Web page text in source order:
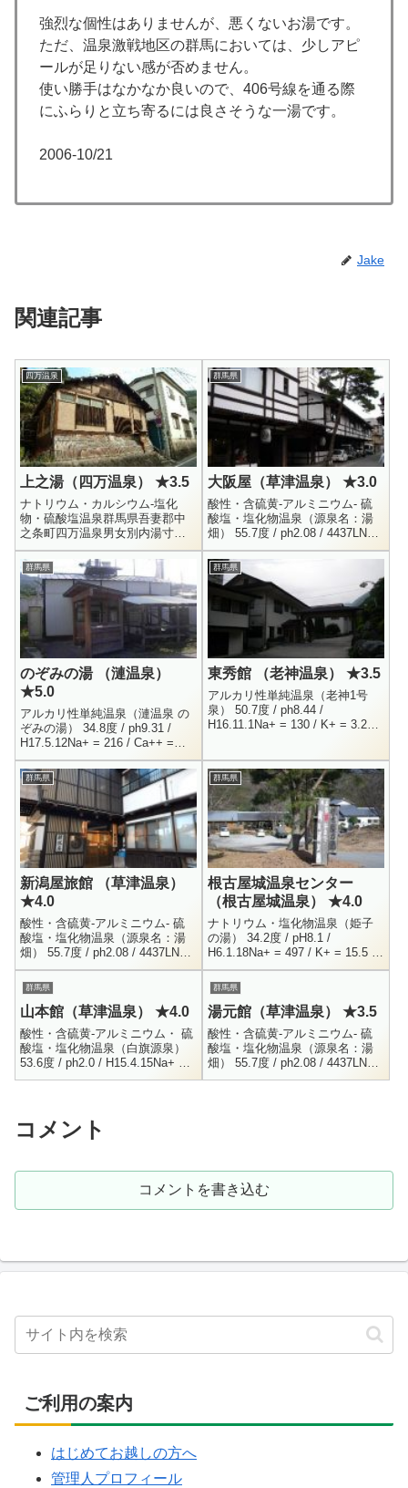
強烈な個性はありませんが、悪くないお湯です。
ただ、温泉激戦地区の群馬においては、少しアピ
ールが足りない感が否めません。
使い勝手はなかなか良いので、406号線を通る際
にふらりと立ち寄るには良さそうな一湯です。
2006-10/21
Jake
関連記事
四万温泉
上之湯（四万温泉） ★3.5
ナトリウム・カルシウム-塩化
物・硫酸塩温泉群馬県吾妻郡中
之条町四万温泉男女別内湯寸志
9:00 - 15:00上之湯は四万温泉に3
箇所ある共同浴場のうちの一つ
で、四万やまぐち館などが...
群馬県
大阪屋（草津温泉） ★3.0
酸性・含硫黄-アルミニウム- 硫
酸塩・塩化物温泉（源泉名：湯
畑） 55.7度 / ph2.08 / 4437LNa+
= 43.5 / K+ = 13.5 / Ca++ = 72
...
群馬県
のぞみの湯 （漣温泉）
★5.0
アルカリ性単純温泉（漣温泉 の
ぞみの湯） 34.8度 / ph9.31 /
H17.5.12Na+ = 216 / Ca++ =
13.5 / Cl- = 102 / F- = 4...
群馬県
東秀館 （老神温泉） ★3.5
アルカリ性単純温泉（老神1号
泉） 50.7度 / ph8.44 /
H16.11.1Na+ = 130 / K+ = 3.23 /
群馬県
新潟屋旅館 （草津温泉）
★4.0
酸性・含硫黄-アルミニウム- 硫
酸塩・塩化物温泉（源泉名：湯
畑） 55.7度 / ph2.08 / 4437LNa+
= 43.5 / K+ = 13.5 / Ca++ = 72
...
群馬県
根古屋城温泉センター
（根古屋城温泉） ★4.0
ナトリウム・塩化物温泉（姫子
の湯） 34.2度 / pH8.1 /
H6.1.18Na+ = 497 / K+ = 15.5 /
Mg++ = 2 / Ca++ = 41.5Cl-...
群馬県
山本館（草津温泉） ★4.0
酸性・含硫黄-アルミニウム・ 硫
酸塩・塩化物温泉（白旗源泉）
53.6度 / ph2.0 / H15.4.15Na+ =
61.4 / K+ = 27.4 / Mg++ = 34....
群馬県
湯元館（草津温泉） ★3.5
酸性・含硫黄-アルミニウム- 硫
酸塩・塩化物温泉（源泉名：湯
畑） 55.7度 / ph2.08 / 4437LNa+
= 43.5 / K+ = 13.5 / Ca++ = 72
コメント
コメントを書き込む
ご利用の案内
はじめてお越しの方へ
管理人プロフィール